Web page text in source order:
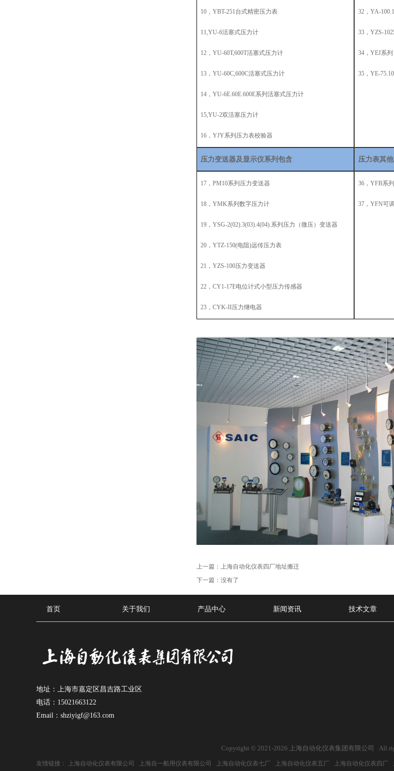
10，YBT-251台式精密压力表
11,YU-6活塞式压力计
12，YU-60T,600T活塞式压力计
13，YU-60C,600C活塞式压力计
14，YU-6E.60E.600E系列活塞式压力计
15,YU-2双活塞压力计
16，YJY系列压力表校验器
32，YA-
33，YZS-
34，YEJ系
35，YE-
压力变送器及显示仪系列包含 压力表其
17，PM10系列压力变送器
18，YMK系列数字压力计
19，YSG-2(02).3(03).4(04).系列压力（微压）变送器
20，YTZ-150(电阻)远传压力表
21，YZS-100压力变送器
22，CY1-17E电位计式小型压力传感器
23，CYK-II压力继电器
36，YFB系
37，YFN可
上一篇： 上海自动化仪表四厂地址搬迁
下一篇： 没有了
首页 关于我们 产品中心 新闻资讯 技术文章
地址：上海市嘉定区昌吉路工业区
电话：15021663122
Email：shziyigf@163.com
Copyright © 2021-2026 上海自动化仪表集团有限公司 All
友情链接： 上海自动化仪表有限公司 上海自一船用仪表有限公司 上海自动化仪表七厂 上海自动化仪表五厂 上海自动化仪表四厂